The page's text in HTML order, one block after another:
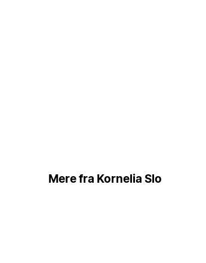
Mere fra Kornelia Slo